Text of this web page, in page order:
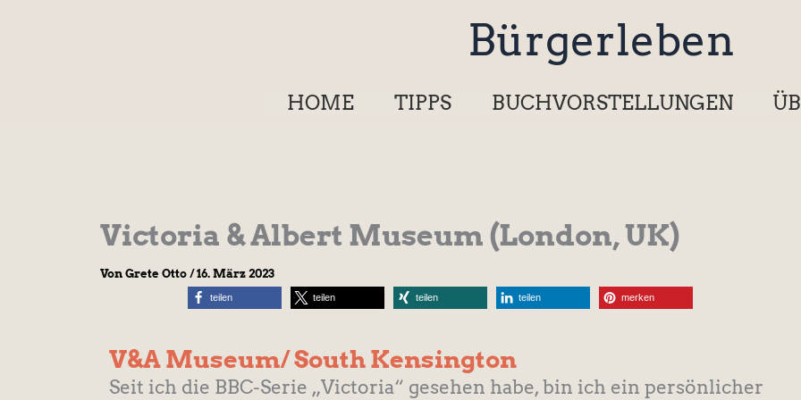
Bürgerleben
HOME TIPPS BUCHVORSTELLUNGEN
Victoria & Albert Museum (London, UK)
Von Grete Otto /16. März 2023
teilen teilen teilen teilen merken
V&A Museum/ South Kensington
Seit ich die BBC-Serie „Victoria“ gesehen habe, bin ich ein persönlicher